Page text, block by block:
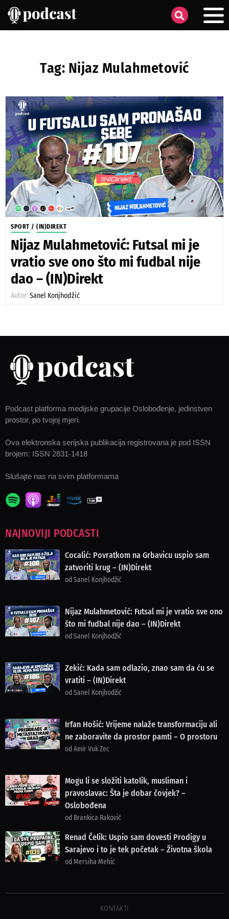
Tag: Nijaz Mulahmetović
SPORT / (IN)DIREKT
Nijaz Mulahmetović: Futsal mi je
vratio sve ono što mi fudbal nije
dao – (IN)Direkt
Autor: Sanel Konjhodžić
Podcast platforma medijske grupacije Oslobođenje, jedinstven
prostor, po tvojoj mjeri.
Ova elektronska serijska publikacija registrovana je pod ISSN
brojem: ISSN 2831-1418
Slušajte nas na svim platformama
NAJNOVIJI PODCASTI
Cocalić: Povratkom na Grbavicu uspio sam
zatvoriti krug – (IN)Direkt
od Sanel Konjhodžić
Nijaz Mulahmetović: Futsal mi je vratio sve ono
što mi fudbal nije dao – (IN)Direkt
od Sanel Konjhodžić
Zekić: Kada sam odlazio, znao sam da ću se
vratiti – (IN)Direkt
od Sanel Konjhodžić
Irfan Hošić: Vrijeme nalaže transformaciju ali
ne zaboravite da prostor pamti – O prostoru
od Amir Vuk Zec
Mogu li se složiti katolik, musliman i
pravoslavac: Šta je dobar čovjek? –
Oslobođena
od Brankica Raković
Renad Čelik: Uspio sam dovesti Prodigy u
Sarajevo i to je tek početak – Životna škola
od Mersiha Mehić
KONTAKTI